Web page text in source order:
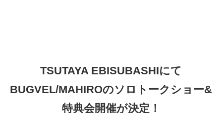
TSUTAYA EBISUBASHIにて
BUGVEL/MAHIROのソロトークショー&
特典会開催が決定！